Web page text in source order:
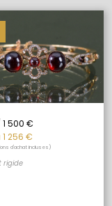
1 500 €
256 €
d'achat incluses)
rigide